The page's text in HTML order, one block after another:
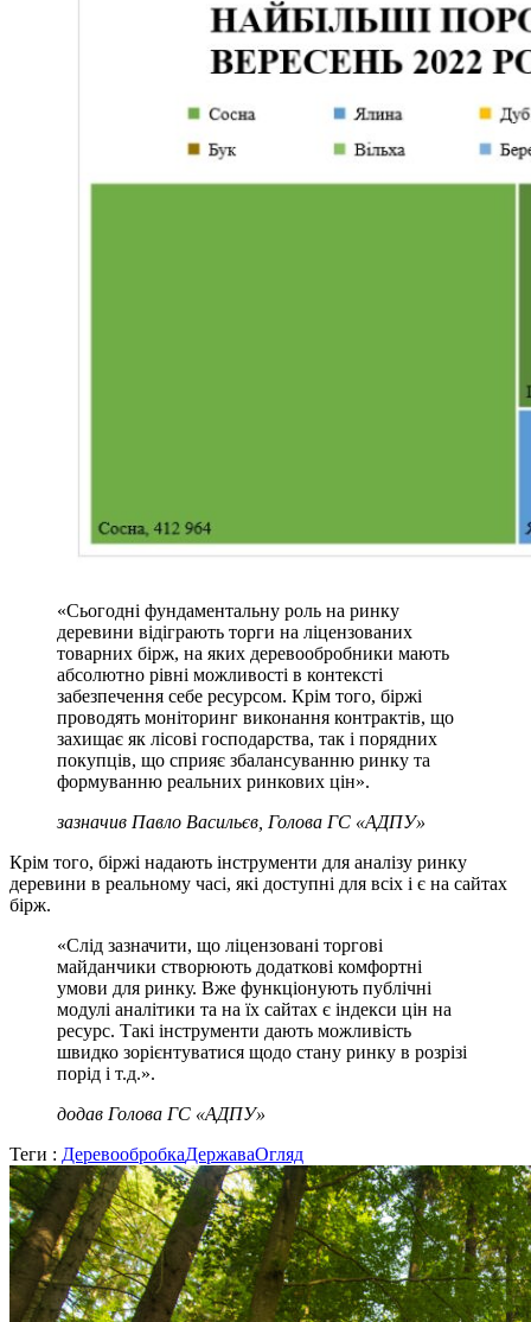
«Сьогодні фундаментальну роль на ринку
деревини відіграють торги на ліцензованих
товарних бірж, на яких деревообробники мають
абсолютно рівні можливості в контексті
забезпечення себе ресурсом. Крім того, біржі
проводять моніторинг виконання контрактів, що
захищає як лісові господарства, так і порядних
покупців, що сприяє збалансуванню ринку та
формуванню реальних ринкових цін».
зазначив Павло Васильєв, Голова ГС «АДПУ»
Крім того, біржі надають інструменти для аналізу ринку
деревини в реальному часі, які доступні для всіх і є на сайтах
бірж.
«Слід зазначити, що ліцензовані торгові
майданчики створюють додаткові комфортні
умови для ринку. Вже функціонують публічні
модулі аналітики та на їх сайтах є індекси цін на
ресурс. Такі інструменти дають можливість
швидко зорієнтуватися щодо стану ринку в розрізі
порід і т.д.».
додав Голова ГС «АДПУ»
Теги : ДеревообробкаДержаваОгляд